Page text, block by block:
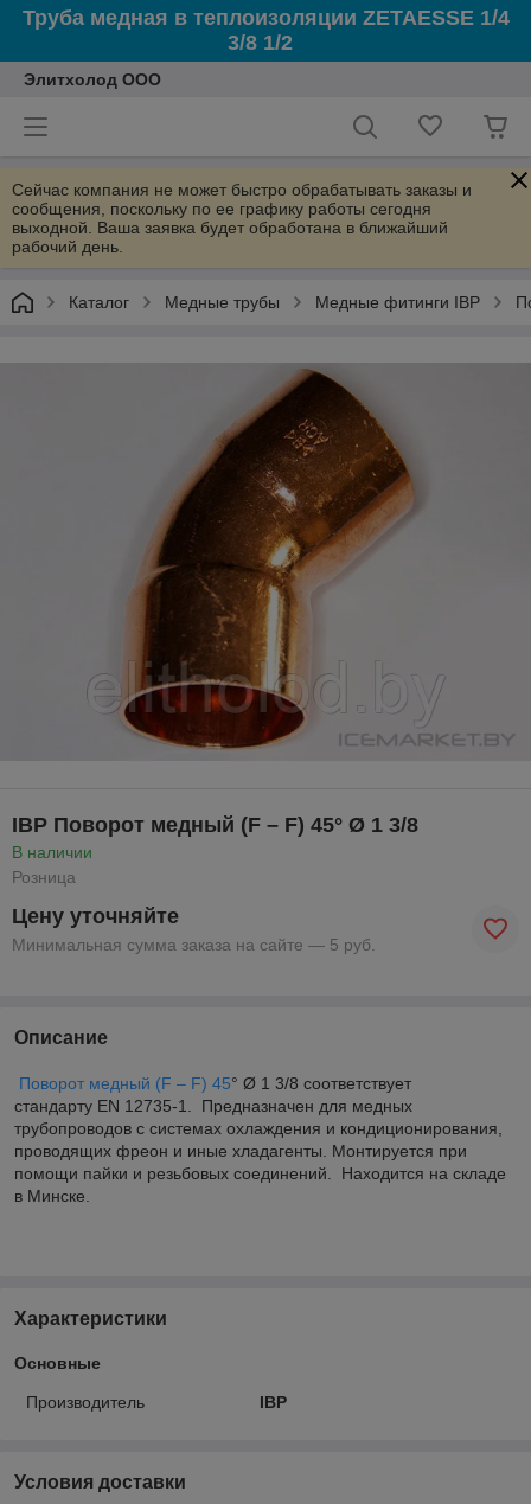
Труба медная в теплоизоляции ZETAESSE 1/4
3/8 1/2
Элитхолод ООО
Сейчас компания не может быстро обрабатывать заказы и
сообщения, поскольку по ее графику работы сегодня
выходной. Ваша заявка будет обработана в ближайший
рабочий день.
Каталог Медные трубы Медные фитинги IBP
IBP Поворот медный (F – F) 45° Ø 1 3/8
В наличии
Розница
Цену уточняйте
Минимальная сумма заказа на сайте — 5 руб.
Описание
Поворот медный (F – F) 45° Ø 1 3/8 соответствует
стандарту EN 12735-1. Предназначен для медных
трубопроводов с системах охлаждения и кондиционирования,
проводящих фреон и иные хладагенты. Монтируется при
помощи пайки и резьбовых соединений. Находится на складе
в Минске.
Характеристики
Основные
Производитель IBP
Условия доставки